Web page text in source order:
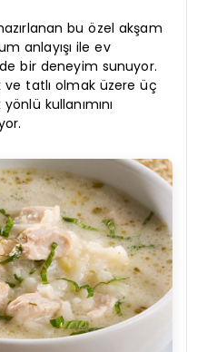
bu özel akşam
anlayışı ile ev
bir deneyim sunuyor.
ve tatlı olmak üzere üç
kullanımını